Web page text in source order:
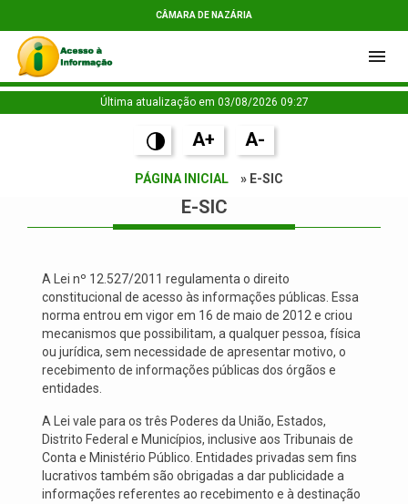
CÂMARA DE NAZÁRIA
Última atualização em 03/08/2026 09:27
A+ A-
PÁGINA INICIAL » E-SIC
E-SIC
A Lei nº 12.527/2011 regulamenta o direito
constitucional de acesso às informações públicas. Essa
norma entrou em vigor em 16 de maio de 2012 e criou
mecanismos que possibilitam, a qualquer pessoa, física
ou jurídica, sem necessidade de apresentar motivo, o
recebimento de informações públicas dos órgãos e
entidades.
A Lei vale para os três Poderes da União, Estados,
Distrito Federal e Municípios, inclusive aos Tribunais de
Conta e Ministério Público. Entidades privadas sem fins
lucrativos também são obrigadas a dar publicidade a
informações referentes ao recebimento e à destinação